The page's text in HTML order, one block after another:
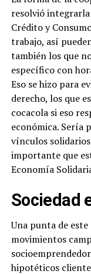
resolvió
Crédito y
trabajo, así
también los que
específico con
Eso se hizo para
derecho, los que
cocacola si eso
económica. Sería
vínculos
importante que
Economía
Sociedad
Una punta de
movimientos
hipotéticos